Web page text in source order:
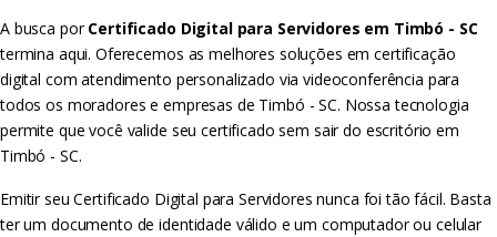
A busca porCertificado Digital para Servidores em Timbó - SC
termina aqui. Oferecemos as melhores soluções em certificação
digital com atendimento personalizado via videoconferência para
todos os moradores e empresas de Timbó - SC. Nossa tecnologia
permite que você valide seu certificado sem sair do escritório em
Timbó - SC.
Emitir seu Certificado Digital para Servidores nunca foi tão fácil. Basta
ter um documento de identidade válido e um computador ou celular